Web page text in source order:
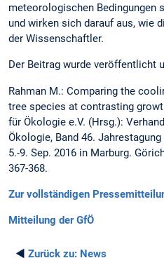
meteorologischen Bedingungen
und wirken sich darauf aus, wie
der Wissenschaftler.
Der Beitrag wurde veröffentlicht
Rahman M.: Comparing the
tree species at contrasting
für Ökologie e.V. (Hrsg.):
Ökologie, Band 46.
5.-9. Sep. 2016 in Marburg.
367-368.
Zur vollständigen
Mitteilung der GfÖ
◄ Zurück zu: News